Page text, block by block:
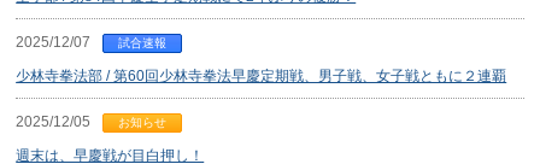
2025/12/07 試合速報
少林寺拳法部 / 第60回少林寺拳法早慶定期戦、男子戦、女子戦ともに２連覇
2025/12/05 お知らせ
週末は、早慶戦が目白押し！